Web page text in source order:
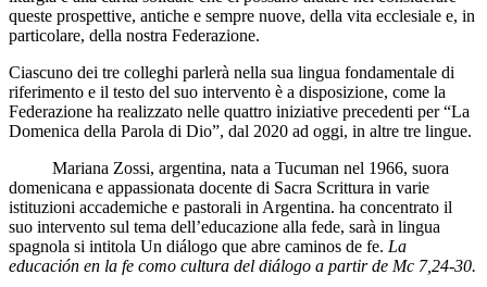
queste prospettive, antiche e sempre nuove, della vita ecclesiale e, in
particolare, della nostra Federazione.
Ciascuno dei tre colleghi parlerà nella sua lingua fondamentale di
riferimento e il testo del suo intervento è a disposizione, come la
Federazione ha realizzato nelle quattro iniziative precedenti per “La
Domenica della Parola di Dio”, dal 2020 ad oggi, in altre tre lingue.
Mariana Zossi, argentina, nata a Tucuman nel 1966, suora
domenicana e appassionata docente di Sacra Scrittura in varie
istituzioni accademiche e pastorali in Argentina. ha concentrato il
suo intervento sul tema dell’educazione alla fede, sarà in lingua
spagnola si intitola Un diálogo que abre caminos de fe. La
educación en la fe como cultura del diálogo a partir de Mc 7,24-30.